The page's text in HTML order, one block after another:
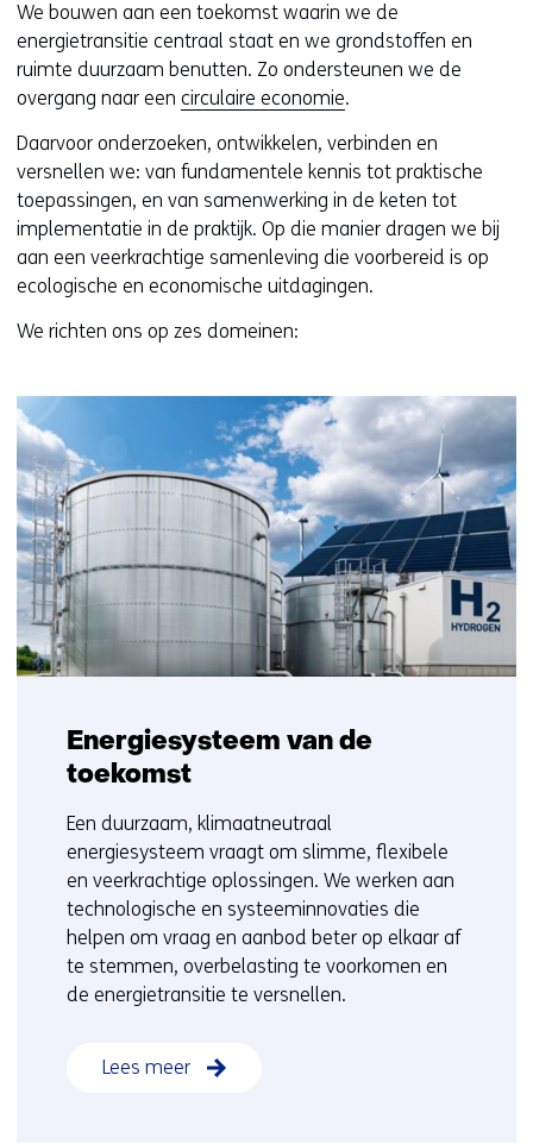
u
j
z
i
g
e
n
worden
toegestaan
geweigerd.
We bouwen aan een toekomst waarin we de
energietransitie centraal staat en we grondstoffen en
ruimte duurzaam benutten. Zo ondersteunen we de
overgang naar een circulaire economie.
Daarvoor onderzoeken, ontwikkelen, verbinden en
versnellen we: van fundamentele kennis tot praktische
toepassingen, en van samenwerking in de keten tot
implementatie in de praktijk. Op die manier dragen we bij
aan een veerkrachtige samenleving die voorbereid is op
ecologische en economische uitdagingen.
We richten ons op zes domeinen:
Energiesysteem van de
toekomst
Een duurzaam, klimaatneutraal
energiesysteem vraagt om slimme, flexibele
en veerkrachtige oplossingen. We werken aan
technologische en systeeminnovaties die
helpen om vraag en aanbod beter op elkaar af
te stemmen, overbelasting te voorkomen en
de energietransitie te versnellen.
Lees meer